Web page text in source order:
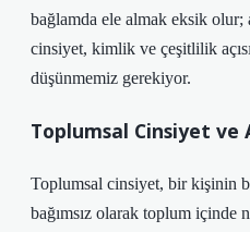
bağlamda ele almak eksik olur;
cinsiyet, kimlik ve çeşitlilik
düşünmemiz gerekiyor.
Toplumsal Cinsiyet ve
Toplumsal cinsiyet, bir kişinin
bağımsız olarak toplum içinde